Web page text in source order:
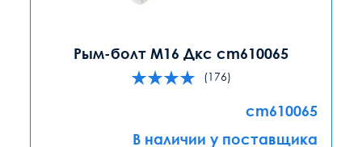
Рым-болт M16 Дкс cm610065
(176)
cm610065
В наличии у поставщика